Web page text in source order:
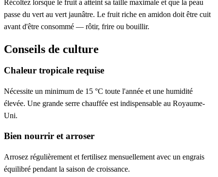
Récoltez lorsque le fruit a atteint sa taille maximale et que la peau
passe du vert au vert jaunâtre. Le fruit riche en amidon doit être cuit
avant d'être consommé — rôtir, frire ou bouillir.
Conseils de culture
Chaleur tropicale requise
Nécessite un minimum de 15 °C toute l'année et une humidité
élevée. Une grande serre chauffée est indispensable au Royaume-
Uni.
Bien nourrir et arroser
Arrosez régulièrement et fertilisez mensuellement avec un engrais
équilibré pendant la saison de croissance.